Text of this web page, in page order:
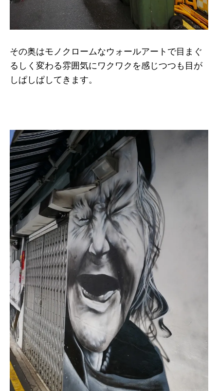
その奥はモノクロームなウォールアートで目まぐ
るしく変わる雰囲気にワクワクを感じつつも目が
しぱしぱしてきます。